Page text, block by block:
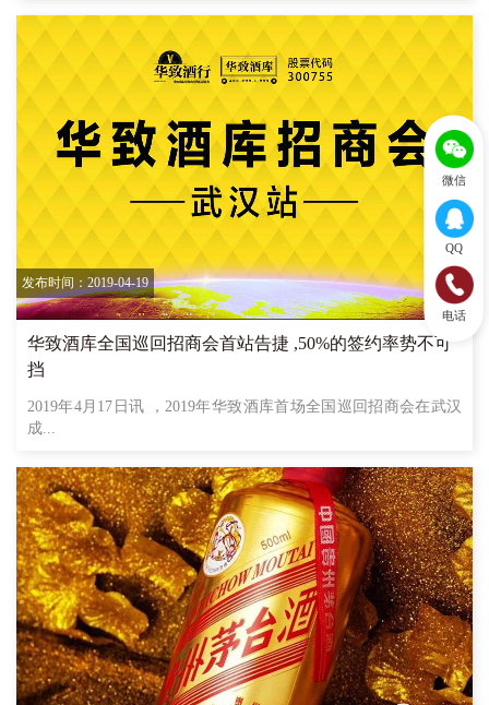
发布时间：2019-04-19
华致酒库全国巡回招商会首站告捷 ,50%的签约率势不可
挡
2019年4月17日讯 ，2019年华致酒库首场全国巡回招商会在武汉
成...
微信
QQ
电话